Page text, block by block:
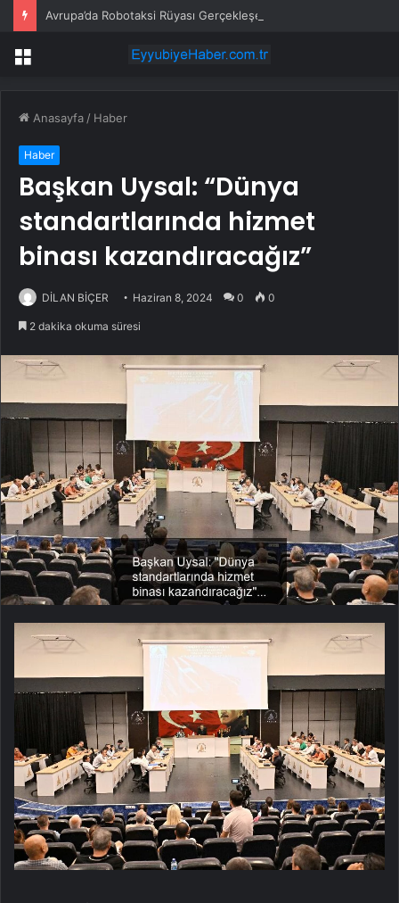
Avrupa’da Robotaksi Rüyası Gerçekleşemiyor
Menü
Anasayfa / Haber
Haber
Başkan Uysal: “Dünya
standartlarında hizmet
binası kazandıracağız”
DİLAN BİÇER Haziran 8, 2024 0 0
2 dakika okuma süresi